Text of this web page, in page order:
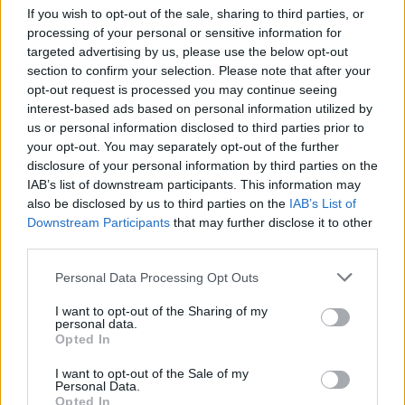
If you wish to opt-out of the sale, sharing to third parties, or
processing of your personal or sensitive information for
targeted advertising by us, please use the below opt-out
section to confirm your selection. Please note that after your
opt-out request is processed you may continue seeing
interest-based ads based on personal information utilized by
us or personal information disclosed to third parties prior to
your opt-out. You may separately opt-out of the further
disclosure of your personal information by third parties on the
IAB’s list of downstream participants. This information may
also be disclosed by us to third parties on the IAB’s List of
Downstream Participants that may further disclose it to other
Personal Data Processing Opt Outs
I want to opt-out of the Sharing of my
personal data.
Opted In
I want to opt-out of the Sale of my
Personal Data.
Opted In
Žinios | Pasaulis
00:03:41
Mėsainių mėgėjus kviečia nepražiopsoti festivalio
Vilniuje: atskleidė populiariausią paruošimo būdą
Žinios | Lietuvos diena
Visi įrašai
Žiūrimiausi įrašai
vaikus: jiems kilusi grėsmė